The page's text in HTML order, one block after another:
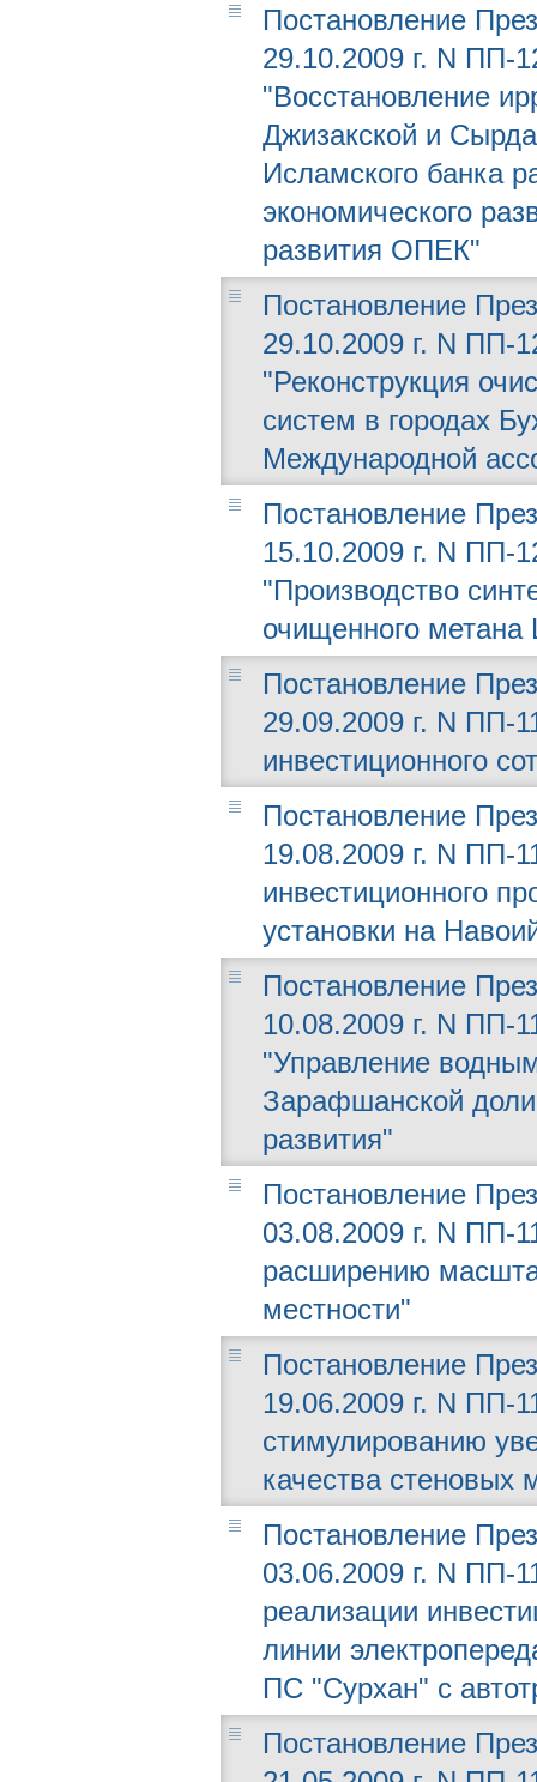
Постановление
29.10.2009 г. N ПП-
"Восстановление
Джизакской и
Исламского банка
экономического
развития ОПЕК"
Постановление
29.10.2009 г. N ПП-
"Реконструкция
систем в городах
Международной
Постановление
15.10.2009 г. N ПП-
"Производство
очищенного метана
Постановление
29.09.2009 г. N ПП-
инвестиционного
Постановление
19.08.2009 г. N ПП-
инвестиционного
установки на
Постановление
10.08.2009 г. N ПП-
"Управление
Зарафшанской
развития"
Постановление
03.08.2009 г. N ПП-
расширению
местности"
Постановление
19.06.2009 г. N ПП-
стимулированию
качества стеновых
Постановление
03.06.2009 г. N ПП-
реализации
линии
ПС "Сурхан" с
Постановление